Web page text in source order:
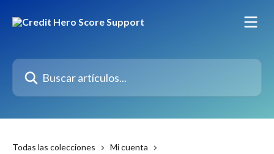
Buscar artículos...
Todas las colecciones
Mi cuenta